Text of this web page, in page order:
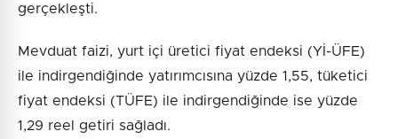
gerçekleşti.
Mevduat faizi, yurt içi üretici fiyat endeksi (Yİ-ÜFE)
ile indirgendiğinde yatırımcısına yüzde 1,55, tüketici
fiyat endeksi (TÜFE) ile indirgendiğinde ise yüzde
1,29 reel getiri sağladı.